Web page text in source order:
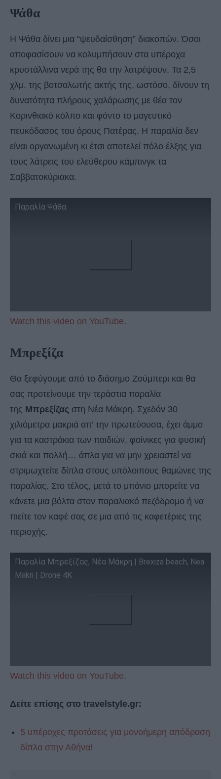
Ψάθα
Η Ψάθα δίνει μια “ψευδαίσθηση” διακοπών. Όσοι
αποφασίσουν να κολυμπήσουν στα υπέροχα
κρυστάλλινα νερά της θα την λατρέψουν. Τα 2,5
χλμ. της βοτσαλωτής ακτής της, ωστόσο, δίνουν τη
δυνατότητα πλήρους χαλάρωσης με θέα τον
Κορινθιακό κόλπο και φόντο το μαγευτικό
πευκόδασος του όρους Πατέρας. Η παραλία δεν
είναι οργανωμένη κι έτσι αποτελεί πόλο έλξης για
τους λάτρεις του ελεύθερου κάμπινγκ τα
Σαββατοκύριακα.
Παραλία Ψάθα.
Watch this video on YouTube.
Μπρεξίζα
Θα ξεφύγουμε από το διάσημο Ζούμπερι και θα
σας προτείνουμε την τεράστια παραλία
της Μπρεξίζας στη Νέα Μάκρη. Σχεδόν 30
χιλιόμετρα μακριά απ’ την πρωτεύουσα, έχει άμμο
για τα καστράκια των παιδιών, φοίνικες για φυσική
σκιά και πολλή… άπλα για να μην χρειαστεί να
στριμωχτείτε δίπλα στους υπόλοιπους θαμώνες της
παραλίας. Στο τέλος, μετά το μπάνιο μπορείτε να
κάνετε μια βόλτα στον παραλιακό πεζόδρομο ή να
πιείτε τον καφέ σας σε μια από τις καφετέριες της
περιοχής.
Παραλία Μπρεξίζας, Νέα Μάκρη | Brexiza beach, Nea
Makri | Drone 4K
Watch this video on YouTube.
Δείτε επίσης στο travelstyle.gr:
5 υπέροχες προτάσεις για μονοήμερη απόδραση
δίπλα στην Αθήνα!